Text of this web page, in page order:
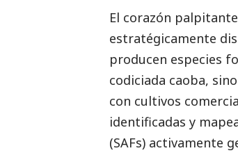
El corazón
estratégicamente
producen especies
codiciada caoba,
con cultivos
identificadas y
(SAFs) activamente